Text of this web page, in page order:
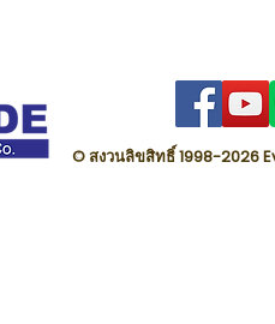
© สงวนลิขสิทธิ์ 1998-2026